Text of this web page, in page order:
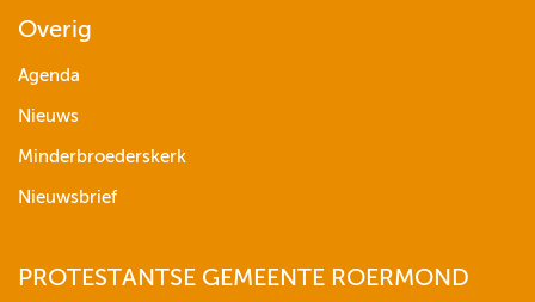
Overig
Agenda
Nieuws
Minderbroederskerk
Nieuwsbrief
PROTESTANTSE GEMEENTE ROERMOND